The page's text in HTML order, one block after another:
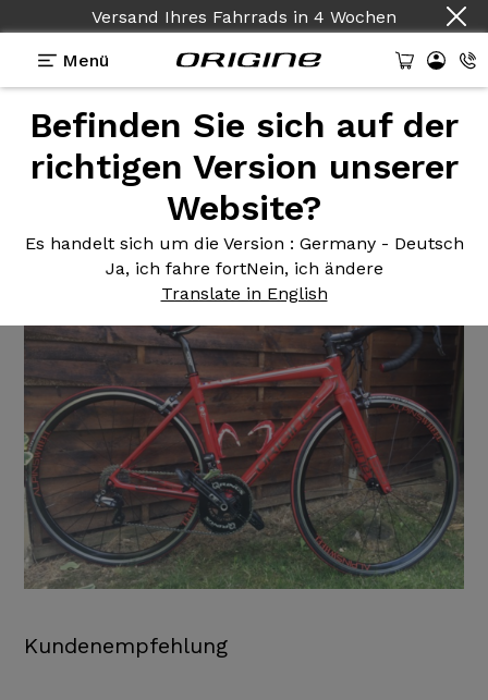
Versand Ihres Fahrrads in 4 Wochen
Menü
Befinden Sie sich auf der
richtigen Version unserer
Website?
Es handelt sich um die Version : Germany - Deutsch
Ja, ich fahre fortNein, ich ändere
Translate in English
Erfahrungsberichte >Axxome 350 Ultegra di2 Rotor
Axxome 350Ultegra di2 Rotor
Kundenempfehlung